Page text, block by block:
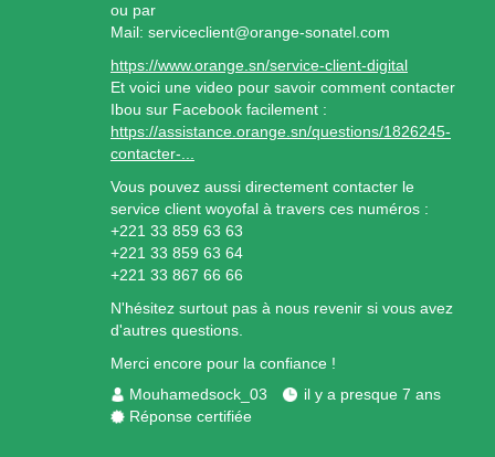
ou par
Mail: serviceclient@orange-sonatel.com
https://www.orange.sn/service-client-digital
Et voici une video pour savoir comment contacter
Ibou sur Facebook facilement :
https://assistance.orange.sn/questions/1826245-
contacter-...
Vous pouvez aussi directement contacter le
service client woyofal à travers ces numéros :
+221 33 859 63 63
+221 33 859 63 64
+221 33 867 66 66
N'hésitez surtout pas à nous revenir si vous avez
d'autres questions.
Merci encore pour la confiance !
Mouhamedsock_03
il y a presque 7 ans
Réponse certifiée